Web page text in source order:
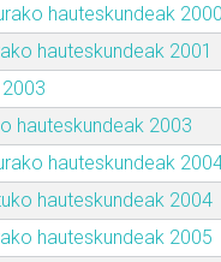
hauteskundeak 2000
hauteskundeak 2001
hauteskundeak 2003
hauteskundeak
hauteskundeak 2004
hauteskundeak 2005